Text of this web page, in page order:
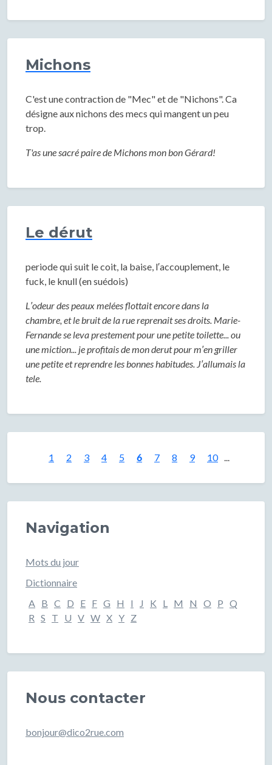
Michons
C'est une contraction de "Mec" et de "Nichons". Ca
désigne aux nichons des mecs qui mangent un peu
trop.
T'as une sacré paire de Michons mon bon Gérard!
Le dérut
periode qui suit le coit, la baise, l′accouplement, le
fuck, le knull (en suédois)
L′odeur des peaux melées flottait encore dans la
chambre, et le bruit de la rue reprenait ses droits. Marie-
Fernande se leva prestement pour une petite toilette... ou
une miction... je profitais de mon derut pour m′en griller
une petite et reprendre les bonnes habitudes. J′allumais la
tele.
1 2 3 4 5 6 7 8 9 10 ...
Navigation
Mots du jour
Dictionnaire
A B C D E F G H I J K L M N O P Q
R S T U V W X Y Z
Nous contacter
bonjour@dico2rue.com